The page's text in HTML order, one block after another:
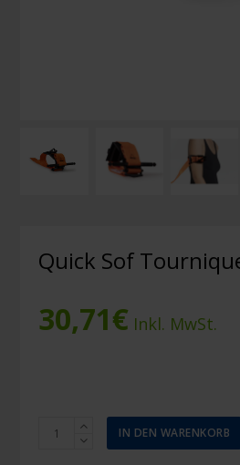
Quick Sof
30,71€ Inkl. MwSt.
IN DEN WARENKORB